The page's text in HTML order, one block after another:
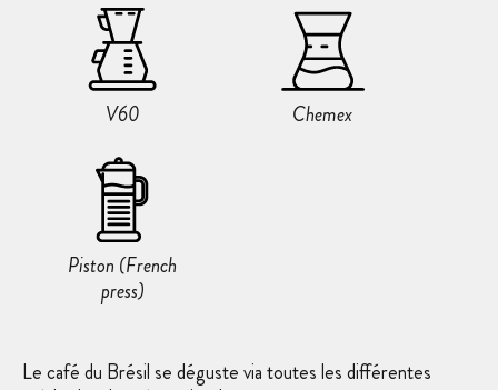
V60 Chemex
Piston (French
press)
Le café du Brésil se déguste via toutes les différentes